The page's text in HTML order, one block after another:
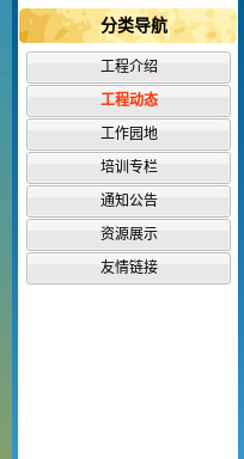
分类导航
工程介绍
工程动态
工作园地
培训专栏
通知公告
资源展示
友情链接